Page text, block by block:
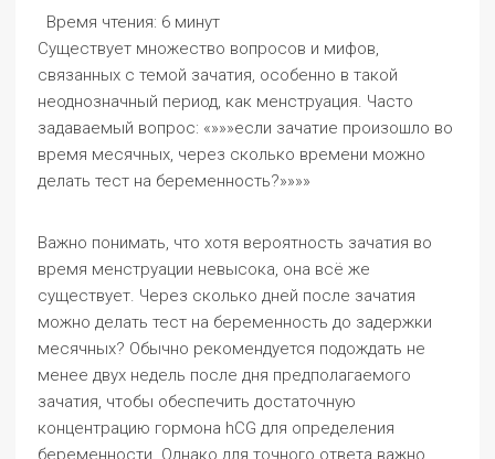
Время чтения: 6 минут
Существует множество вопросов и мифов,
связанных с темой зачатия, особенно в такой
неоднозначный период, как менструация. Часто
задаваемый вопрос: «»»»если зачатие произошло во
время месячных, через сколько времени можно
делать тест на беременность?»»»»
Важно понимать, что хотя вероятность зачатия во
время менструации невысока, она всё же
существует. Через сколько дней после зачатия
можно делать тест на беременность до задержки
месячных? Обычно рекомендуется подождать не
менее двух недель после дня предполагаемого
зачатия, чтобы обеспечить достаточную
концентрацию гормона hCG для определения
беременности. Однако для точного ответа важно